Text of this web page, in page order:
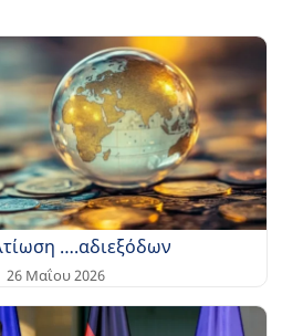
….αδιεξόδων
26 Μαΐου 2026